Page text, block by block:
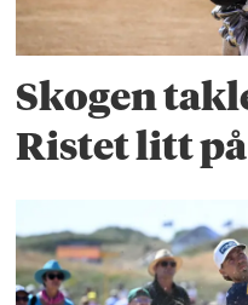
Skogen
Ristet litt